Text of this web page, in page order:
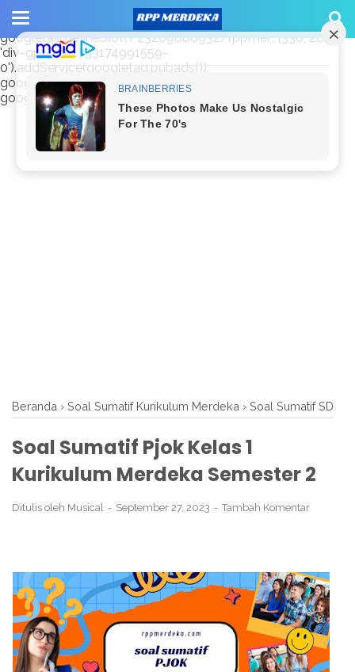
window.googletag = window.googletag || {cmd: []};
googletag.cmd.push(function() {
googletag.defineSlot('/23209888932/rppmer', [336, 280],
'div-gpt-ad-1733174991559-
0').addService(googletag.pubads());
googletag.pubads().enableSingleRequest();
googletag.enableServices(); });
Beranda › Soal Sumatif Kurikulum Merdeka › Soal Sumatif SD
Soal Sumatif Pjok Kelas 1
Kurikulum Merdeka Semester 2
Ditulis oleh Musical September 27, 2023 Tambah Komentar